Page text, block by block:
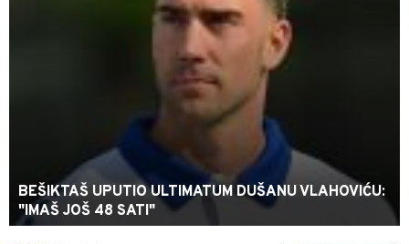
BEŠIKTAŠ UPUTIO ULTIMATUM DUŠANU VLAHOVIĆU:
"IMAŠ JOŠ 48 SATI"